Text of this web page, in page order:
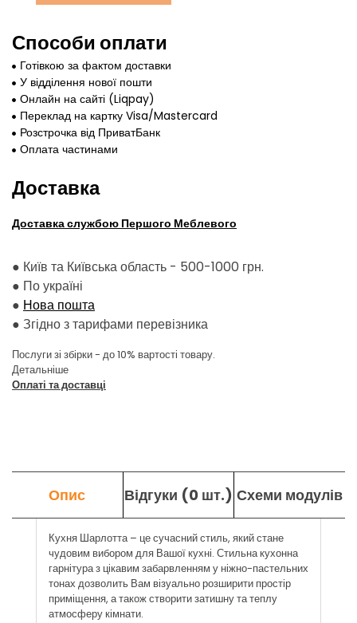
Способи оплати
Готівкою за фактом доставки
У відділення нової пошти
Онлайн на сайті (Liqpay)
Переклад на картку Visa/Mastercard
Розстрочка від ПриватБанк
Оплата частинами
Доставка
Доставка службою Першого Меблевого
● Київ та Київська область - 500-1000 грн.
● По україні
● Нова пошта
● Згідно з тарифами перевізника
Послуги зі збірки - до 10% вартості товару.
Детальніше
Оплаті та доставці
Опис Відгуки (0 шт.) Схеми модулів
Кухня Шарлотта – це сучасний стиль, який стане
чудовим вибором для Вашої кухні. Стильна кухонна
гарнітура з цікавим забарвленням у ніжно-пастельних
тонах дозволить Вам візуально розширити простір
приміщення, а також створити затишну та теплу
атмосферу кімнати.